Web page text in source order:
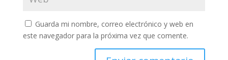
Guarda mi nombre, correo electrónico y web en
este navegador para la próxima vez que comente.